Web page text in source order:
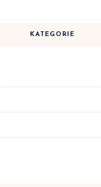
KATEGORIE